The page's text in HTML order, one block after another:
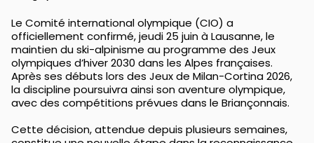
Le Comité international olympique (CIO) a
officiellement confirmé, jeudi 25 juin à Lausanne, le
maintien du ski-alpinisme au programme des Jeux
olympiques d’hiver 2030 dans les Alpes françaises.
Après ses débuts lors des Jeux de Milan-Cortina 2026,
la discipline poursuivra ainsi son aventure olympique,
avec des compétitions prévues dans le Briançonnais.
Cette décision, attendue depuis plusieurs semaines,